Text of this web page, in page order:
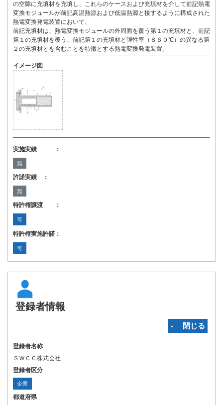
の空隙に充填材を充填し、これらのケースおよび充填材を介して前記熱電
変換モジュールが前記高温熱源および低温熱源と接するように構成された
熱電変換発電装置において、
前記充填材は、熱電変換モジュールの外周面を覆う第１の充填材と、前記
第１の充填材を覆う、前記第１の充填材と弾性率（８６０℃）の異なる第
２の充填材とを含むことを特徴とする熱電変換発電装置。
イメージ図
実施実績 ：
無
許諾実績 ：
無
特許権譲渡 ：
可
特許権実施許諾：
可
登録者情報
‐ 閉じる
登録者名称
ＳＷＣＣ株式会社
登録者区分
企業
都道府県